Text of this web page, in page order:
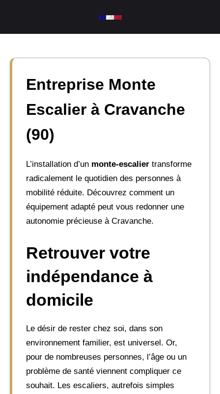
contenu
Entreprise Monte
Escalier à Cravanche
(90)
L’installation d’un monte-escalier transforme
radicalement le quotidien des personnes à
mobilité réduite. Découvrez comment un
équipement adapté peut vous redonner une
autonomie précieuse à Cravanche.
Retrouver votre
indépendance à
domicile
Le désir de rester chez soi, dans son
environnement familier, est universel. Or,
pour de nombreuses personnes, l’âge ou un
problème de santé viennent compliquer ce
souhait. Les escaliers, autrefois simples